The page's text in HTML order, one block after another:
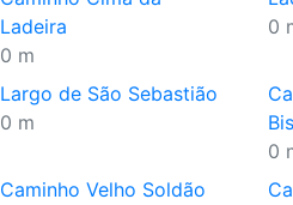
Ladeira
0 m
0
Largo de São Sebastião
0 m
0
Caminho Velho Soldão